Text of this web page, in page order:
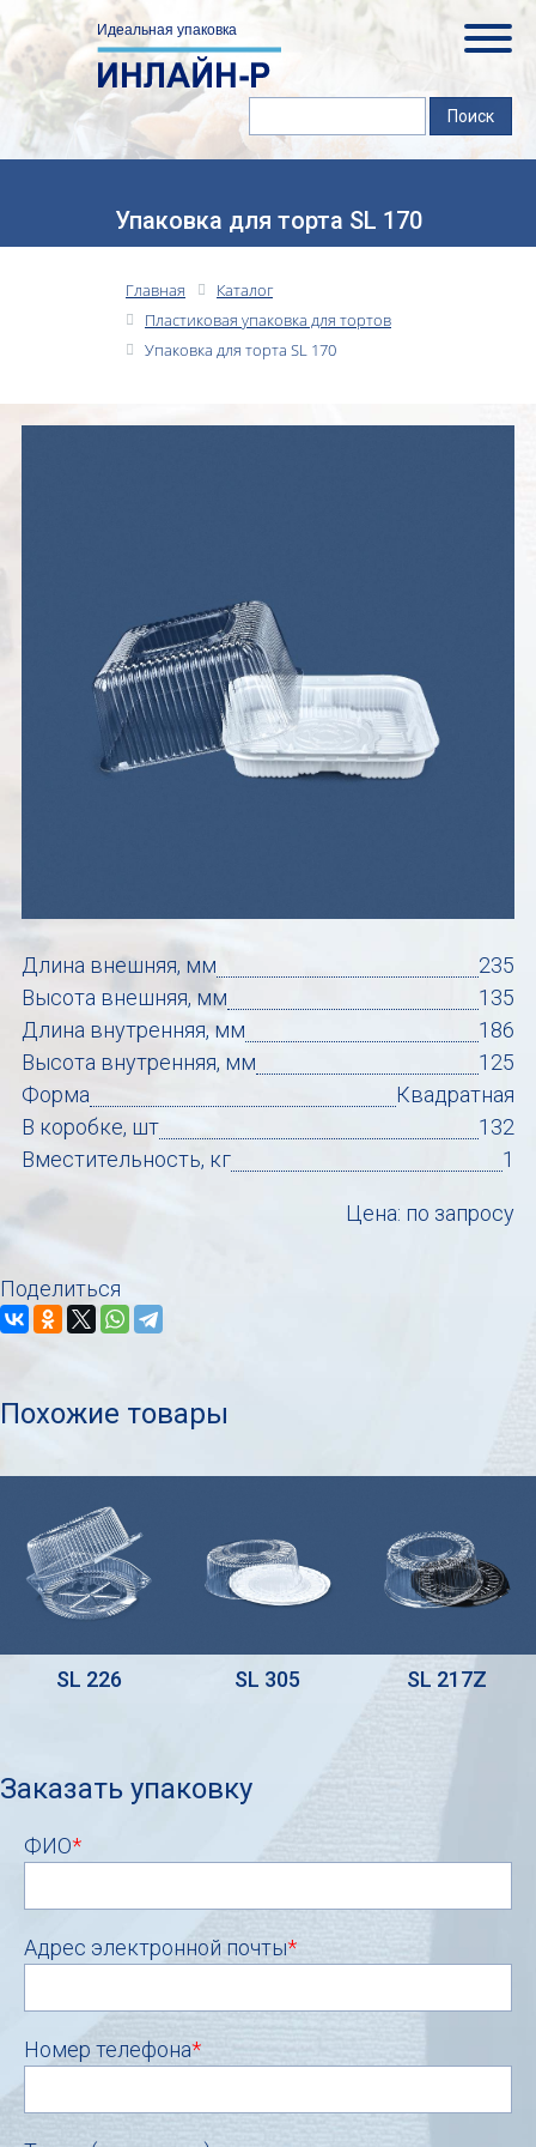
Главная
Каталог
Пластиковая упаковка для тортов
Упаковка для торта SL 170
Упаковка для торта SL 170
Длина внешняя, мм
235
Высота внешняя, мм
135
Длина внутренняя, мм
186
Высота внутренняя, мм
125
Форма
Квадратная
В коробке, шт
132
Вместительность, кг
1
Цена: по запросу
Поделиться
Похожие товары
SL 226 SL 305 SL 217Z
Заказать упаковку
ФИО*
Адрес электронной почты*
Номер телефона*